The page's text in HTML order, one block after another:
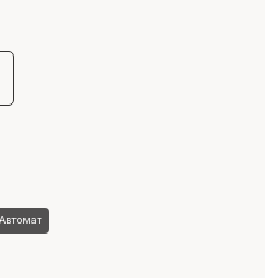
Автомат